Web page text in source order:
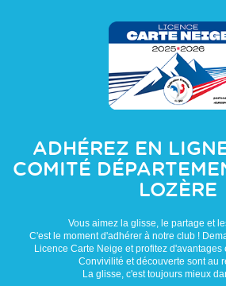
ADHÉREZ EN
COMITÉ
LOZÈRE
Vous aimez la glisse, le partage et
C'est le moment d'adhérer à notre club !
Licence Carte Neige et profitez d'avantages
Convivilité et découverte sont au
La glisse, c'est toujours mieux